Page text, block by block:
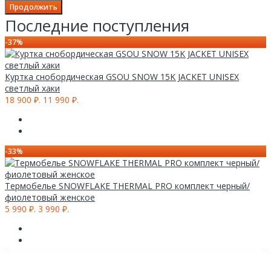
Продолжить
Последние поступления
-37%
Куртка снобордическая GSOU SNOW 15K JACKET UNISEX
светлый хаки
18 900 ₽. 11 990 ₽.
-33%
Термобелье SNOWFLAKE THERMAL PRO комплект черный/
фиолетовый женское
5 990 ₽. 3 990 ₽.